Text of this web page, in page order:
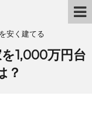
安く建てる
1,000万円台
？